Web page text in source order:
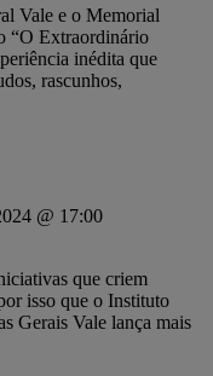
Vale e o Memorial
“O Extraordinário
inédita que
rascunhos,
@ 17:00
que criem
isso que o Instituto
Gerais Vale lança mais